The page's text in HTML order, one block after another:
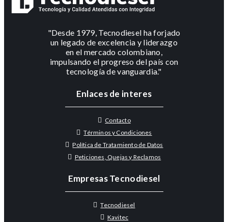
"Desde 1979, Tecnodiesel ha forjado
un legado de excelencia y liderazgo
en el mercado colombiano,
impulsando el progreso del país con
tecnología de vanguardia."
Enlaces de interes
Contacto
Términos y Condiciones
Política de Tratamiento de Datos
Peticiones, Quejas y Reclamos
Empresas Tecnodiesel
Tecnodiesel
Kavitec